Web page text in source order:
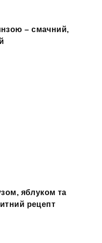
– смачний,
яблуком та
рецепт